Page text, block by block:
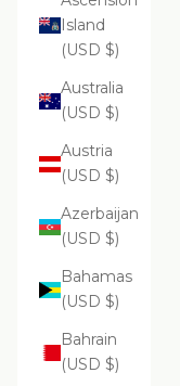
Island
(USD $)
Australia
(USD $)
Austria
(USD $)
Azerbaijan
(USD $)
Bahamas
(USD $)
Bahrain
(USD $)